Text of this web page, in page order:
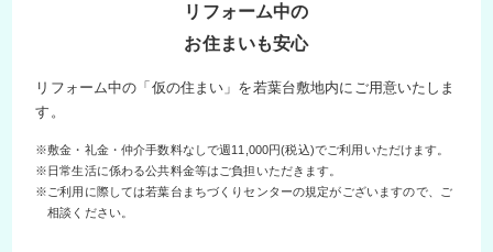
リフォーム中の
お住まいも安心
リフォーム中の「仮の住まい」を若葉台敷地内にご用意いたしま
す。
敷金・礼金・仲介手数料なしで週11,000円(税込)でご利用いただけます。
日常生活に係わる公共料金等はご負担いただきます。
ご利用に際しては若葉台まちづくりセンターの規定がございますので、ご
相談ください。